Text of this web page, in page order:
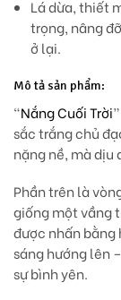
Lá dừa, thiết
trọng, nâng
ở lại.
Mô tả sản phẩm:
“Nắng Cuối Trời
sắc trắng chủ
nặng nề, mà dịu
Phần trên là
giống một vầng
được nhấn bằng
sáng hướng lên
sự bình yên.